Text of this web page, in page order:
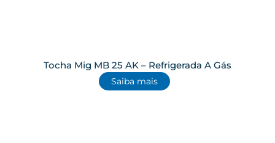
Tocha Mig MB 25 AK – Refrigerada A Gás
Saiba mais